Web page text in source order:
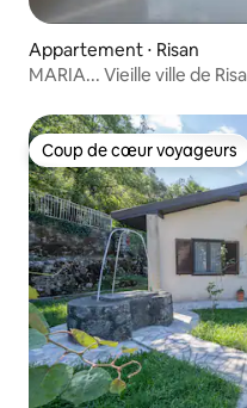
Appartement ⋅ Risan
MARIA... Vieille ville de
Coup de cœur voyageurs
Coup de cœur voyageurs